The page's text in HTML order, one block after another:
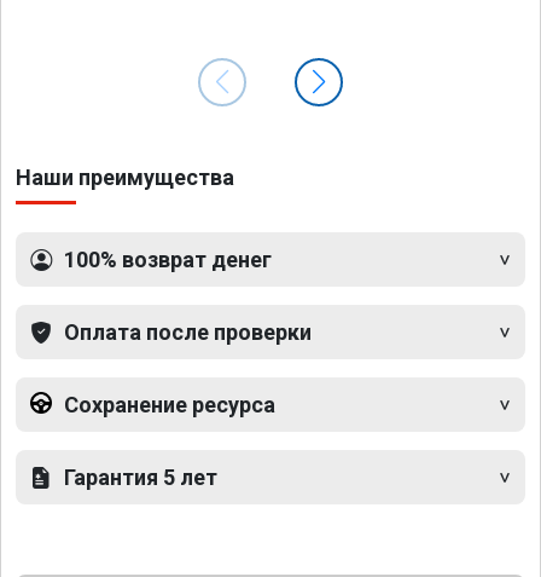
Наши преимущества
100% возврат денег
Оплата после проверки
Сохранение ресурса
Гарантия 5 лет